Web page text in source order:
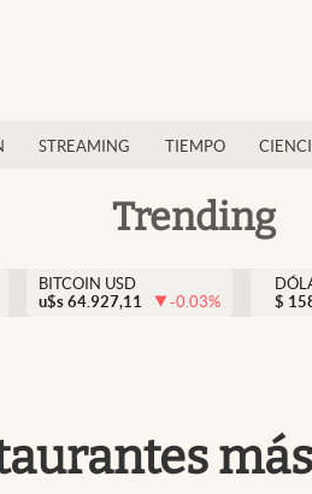
STREAMING TIEMPO
Trending
BITCOIN USD
u$s 64.927,11 -0.03%
$